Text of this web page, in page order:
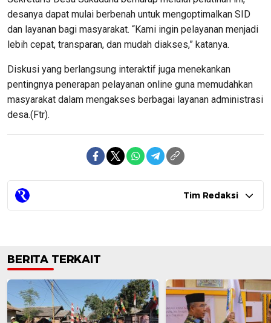
desanya dapat mulai berbenah untuk mengoptimalkan SID
dan layanan bagi masyarakat. “Kami ingin pelayanan menjadi
lebih cepat, transparan, dan mudah diakses,” katanya.
Diskusi yang berlangsung interaktif juga menekankan
pentingnya penerapan pelayanan online guna memudahkan
masyarakat dalam mengakses berbagai layanan administrasi
desa.(Ftr).
Tim Redaksi
BERITA TERKAIT